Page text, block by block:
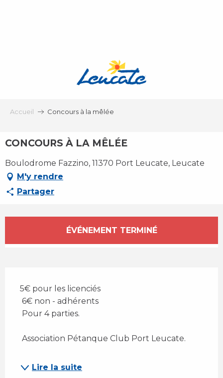
Accueil Concours à la mêlée
CONCOURS À LA MÊLÉE
Boulodrome Fazzino, 11370 Port Leucate, Leucate
M'y rendre
Partager
Ouverture et coordonnées
ÉVÉNEMENT TERMINÉ
5€ pour les licenciés
6€ non - adhérents
Pour 4 parties.
Association Pétanque Club Port Leucate.
Lire la suite